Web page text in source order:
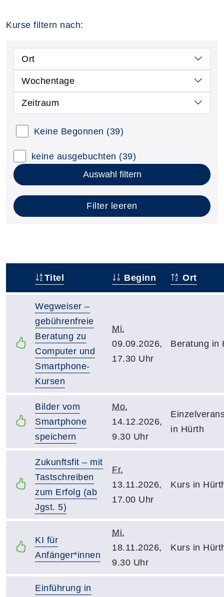
Kurse filtern nach:
Ort
Wochentage
Zeitraum
Keine Begonnen (39)
keine ausgebuchten (39)
Auswahl filtern
Filter leeren
Titel Beginn Ort
Wegweiser –
gebührenfreie
Beratung zu
Computer und
Smartphone-
Kursen
Mi.
09.09.2026,
17.30 Uhr
Beratung in
Bilder vom
Smartphone
speichern
Mo.
14.12.2026,
9.30 Uhr
in Hürth
Zukunftsfit – mit
Tastschreiben
zum Erfolg (ab
Jgst. 5)
Fr.
13.11.2026,
17.00 Uhr
Kurs in
KI für
Anfänger*innen
Mi.
18.11.2026,
9.30 Uhr
Kurs in
Einführung in